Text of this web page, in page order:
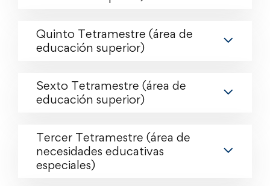
Quinto Tetramestre (área de
educación superior)
Sexto Tetramestre (área de
educación superior)
Tercer Tetramestre (área de
necesidades educativas
especiales)